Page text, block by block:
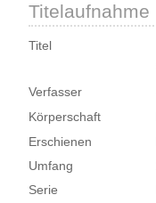
Titelaufnahme
Titel
Verfasser
Körperschaft
Erschienen
Umfang
Serie